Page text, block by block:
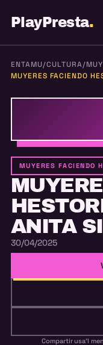
PlayPresta.
ENTAMU/CULTURA/
MUYERES FACIENDO
MUYERES FACIENDO
ANITA
30/04/2025
Compartir usa'l